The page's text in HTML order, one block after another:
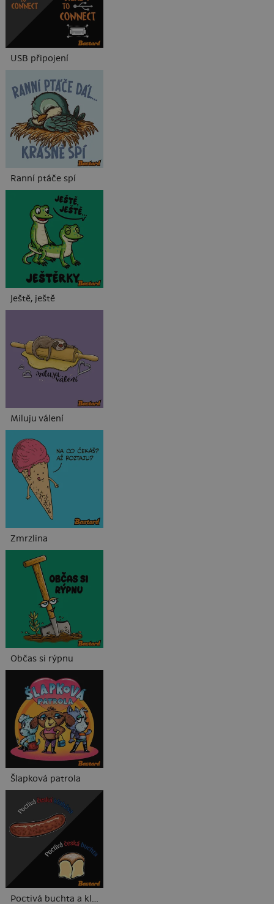
USB připojení
Ranní ptáče spí
Ještě, ještě
Miluju válení
Zmrzlina
Občas si rýpnu
Šlapková patrola
Poctivá buchta a klobása